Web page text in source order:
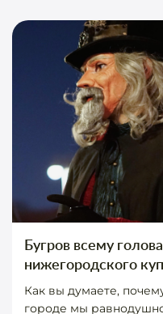
Бугров всему
нижегородского
Как вы думаете,
городе мы